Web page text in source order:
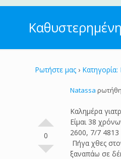
Ρωτήστε μας ›
0
Natassa
Καλημέρα
Είμαι 38
2600, 7/7 4813
Πήγα χθες
ξαναπάω σε